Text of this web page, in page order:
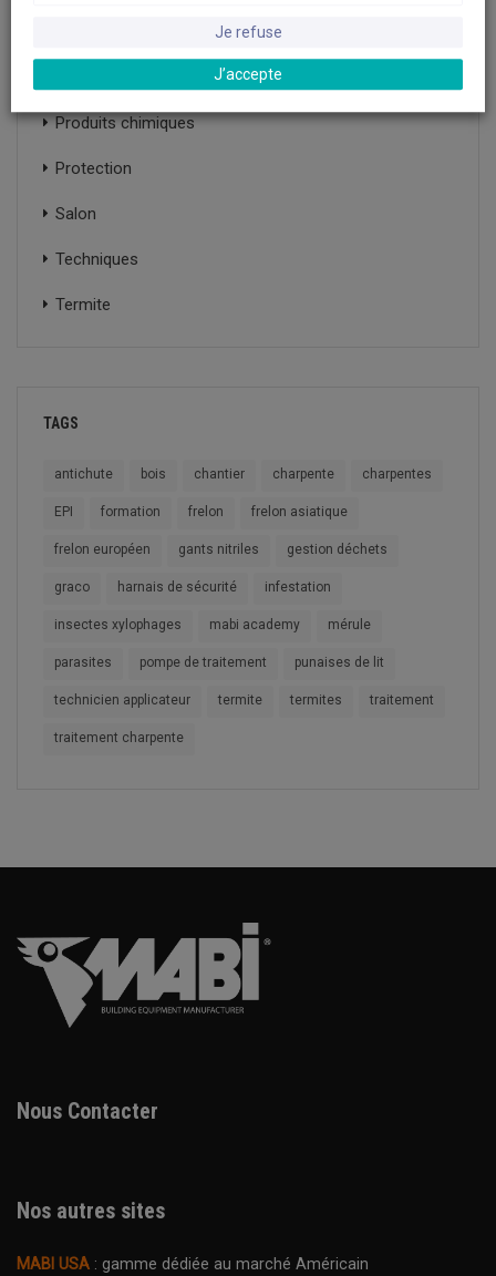
Produits chimiques
Protection
Salon
Techniques
Termite
TAGS
antichute bois chantier charpente charpentes
EPI formation frelon frelon asiatique
frelon européen gants nitriles gestion déchets
graco harnais de sécurité infestation
insectes xylophages mabi academy mérule
parasites pompe de traitement punaises de lit
technicien applicateur termite termites traitement
traitement charpente
Nous Contacter
Nos autres sites
MABI USA : gamme dédiée au marché Américain
Je refuse
J’accepte